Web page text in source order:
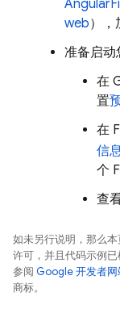
web），
准备启动
在
置
在
信
个
查
如未另行说明，那么
许可，并且代码示例
参阅 Google 开发者网
商标。